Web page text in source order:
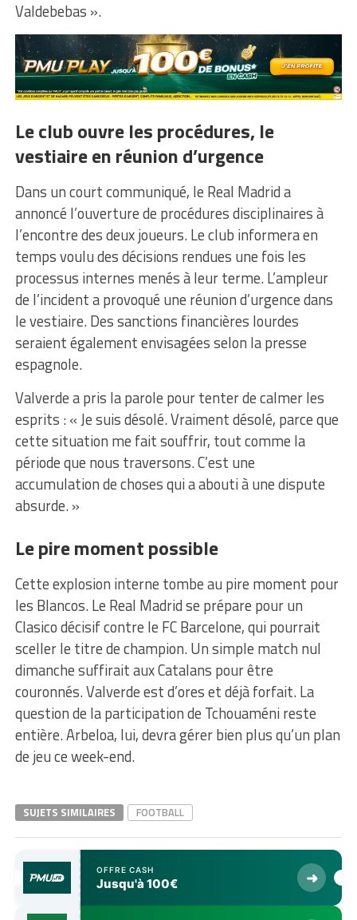
Valdebebas ».
Le club ouvre les procédures, le
vestiaire en réunion d’urgence
Dans un court communiqué, le Real Madrid a
annoncé l’ouverture de procédures disciplinaires à
l’encontre des deux joueurs. Le club informera en
temps voulu des décisions rendues une fois les
processus internes menés à leur terme. L’ampleur
de l’incident a provoqué une réunion d’urgence dans
le vestiaire. Des sanctions financières lourdes
seraient également envisagées selon la presse
espagnole.
Valverde a pris la parole pour tenter de calmer les
esprits : « Je suis désolé. Vraiment désolé, parce que
cette situation me fait souffrir, tout comme la
période que nous traversons. C’est une
accumulation de choses qui a abouti à une dispute
absurde. »
Le pire moment possible
Cette explosion interne tombe au pire moment pour
les Blancos. Le Real Madrid se prépare pour un
Clasico décisif contre le FC Barcelone, qui pourrait
sceller le titre de champion. Un simple match nul
dimanche suffirait aux Catalans pour être
couronnés. Valverde est d’ores et déjà forfait. La
question de la participation de Tchouaméni reste
entière. Arbeloa, lui, devra gérer bien plus qu’un plan
de jeu ce week-end.
SUJETS SIMILAIRES FOOTBALL
OFFRE CASH
Jusqu'à 100€ ➜